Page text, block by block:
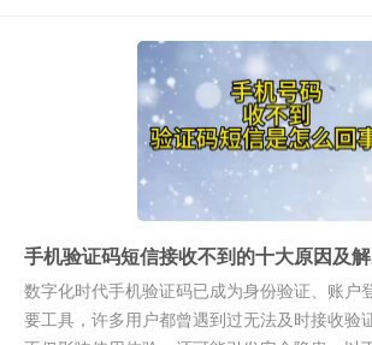
手机验证码短信接收不到的十大原因及
数字化时代手机验证码已成为身份验证、账户
要工具，许多用户都曾遇到过无法及时接收验